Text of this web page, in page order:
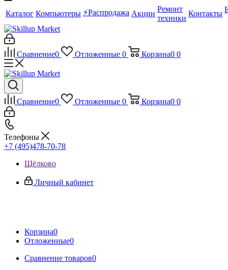
Каталог Компьютеры ⚡️Распродажа Акции
Ремонт
техники
Контакты
Сравнение0 Отложенные 0 Корзина0 0
Сравнение0 Отложенные 0 Корзина0 0
Телефоны
+7 (495)478-70-78
Щёлково
Личный кабинет
Корзина0
Отложенные0
Сравнение товаров0